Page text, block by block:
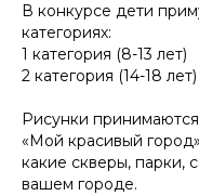
В конкурсе дети
категориях:
1 категория (8-13 лет)
2 категория (14-18 лет)
Рисунки
«Мой красивый
какие скверы, парки,
вашем городе.